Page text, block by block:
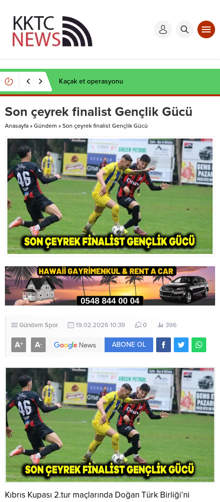
Kaçak et operasyonu
Son çeyrek finalist Gençlik Gücü
Anasayfa » Gündem » Son çeyrek finalist Gençlik Gücü
Gündem Spor 19.02.2026 10:39 0 396
A+ A- ABONE OL
Kıbrıs Kupası 2.tur maçlarında Doğan Türk Birliği’ni